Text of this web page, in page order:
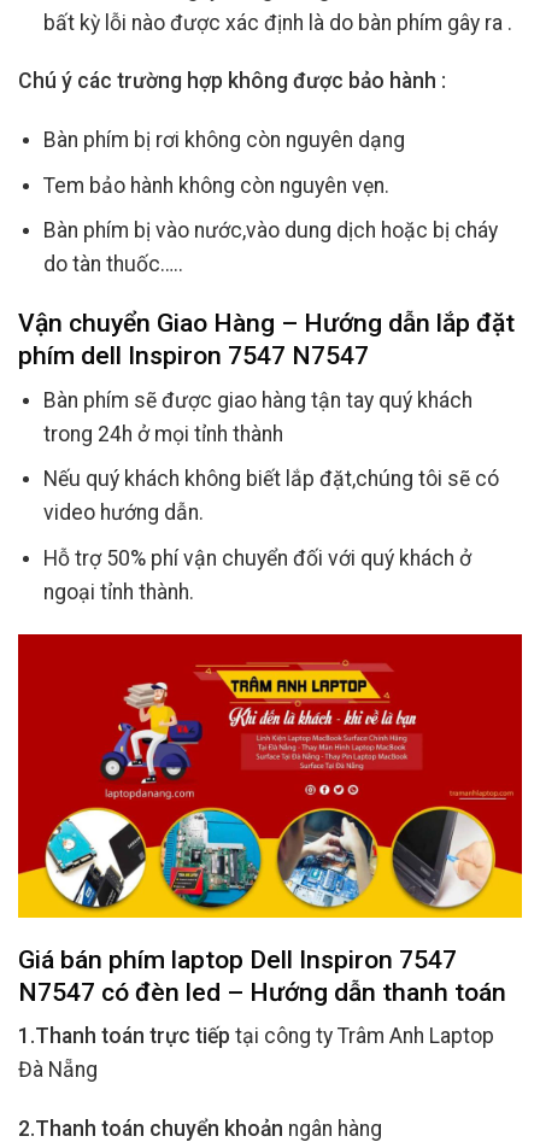
bất kỳ lỗi nào được xác định là do bàn phím gây ra .
Chú ý các trường hợp không được bảo hành :
Bàn phím bị rơi không còn nguyên dạng
Tem bảo hành không còn nguyên vẹn.
Bàn phím bị vào nước,vào dung dịch hoặc bị cháy
do tàn thuốc…..
Vận chuyển Giao Hàng – Hướng dẫn lắp đặt
phím dell Inspiron 7547 N7547
Bàn phím sẽ được giao hàng tận tay quý khách
trong 24h ở mọi tỉnh thành
Nếu quý khách không biết lắp đặt,chúng tôi sẽ có
video hướng dẫn.
Hỗ trợ 50% phí vận chuyển đối với quý khách ở
ngoại tỉnh thành.
Giá bán phím laptop Dell Inspiron 7547
N7547 có đèn led – Hướng dẫn thanh toán
1.Thanh toán trực tiếp tại công ty Trâm Anh Laptop
Đà Nẵng
2.Thanh toán chuyển khoản ngân hàng